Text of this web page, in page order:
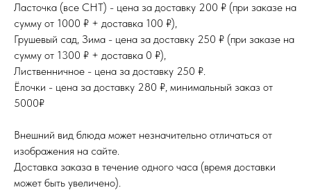
Ласточка (все СНТ) - цена за доставку 200 ₽ (при заказе на
сумму от 1000 ₽ + доставка 100 ₽),
Грушевый сад, Зима - цена за доставку 250 ₽ (при заказе на
сумму от 1300 ₽ + доставка 0 ₽),
Лиственничное - цена за доставку 250 ₽.
Ёлочки - цена за доставку 280 ₽, минимальный заказ от
5000₽
Внешний вид блюда может незначительно отличаться от
изображения на сайте.
Доставка заказа в течение одного часа (время доставки
может быть увеличено).